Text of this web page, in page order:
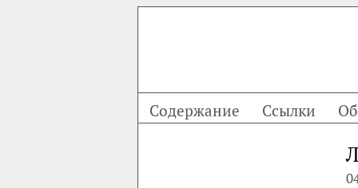
Содержание Ссылки